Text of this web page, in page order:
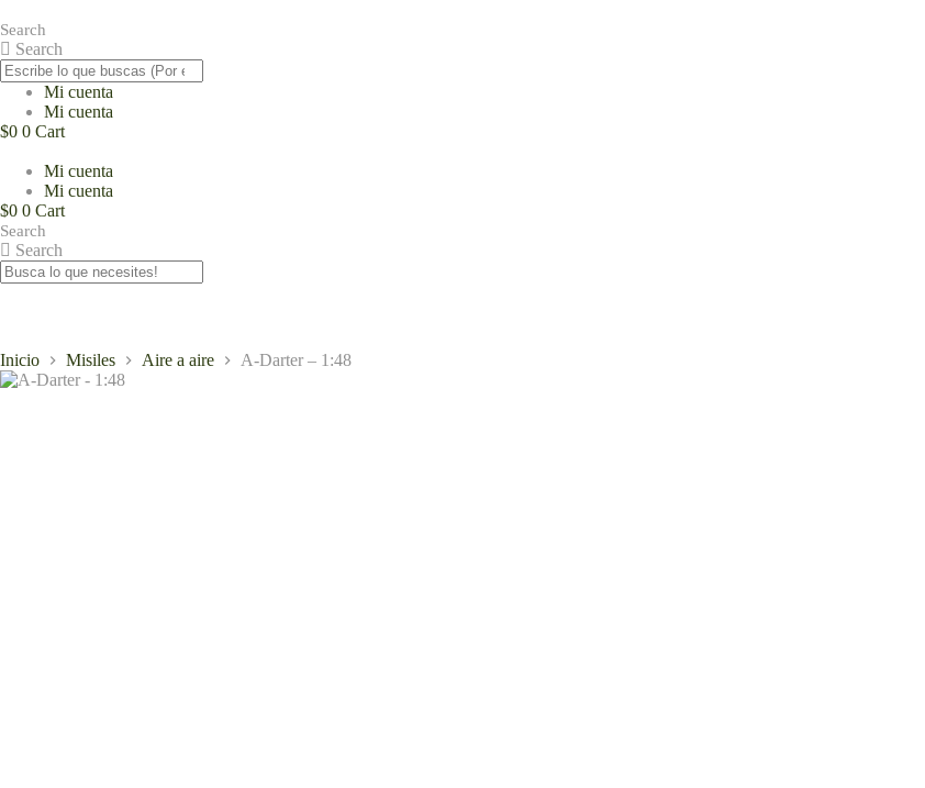
al
contenido
Search
Search
Mi cuenta
Mi cuenta
$0 0 Cart
Mi cuenta
Mi cuenta
$0 0 Cart
Search
Search
Inicio Misiles Aire a aire A-Darter – 1:48